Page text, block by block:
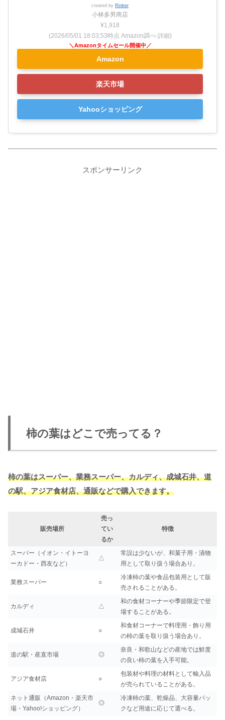
created by Rinker
小林多男商店
¥1,918
(2026/05/01 18:03:53時点 Amazon調べ-詳細)
Amazon
楽天市場
Yahooショッピング
スポンサーリンク
柿の葉はどこで売ってる？
柿の葉はスーパー、業務スーパー、カルディ、成城石井、道
の駅、アジア食材店、通販などで購入できます。
販売場所
売っ
てい
るか
特徴
スーパー（イオン・イトーヨ
ーカドー・西友など）
△
常設は少ないが、和菓子用・漬物
用として取り扱う場合あり。
業務スーパー ○
冷凍柿の葉や食品包装用として販
売されることがある。
カルディ △
和の食材コーナーや季節限定で登
場することがある。
成城石井 ○
和食材コーナーで料理用・飾り用
の柿の葉を取り扱う場合あり。
道の駅・産直市場 ◎
奈良・和歌山などの産地では鮮度
の良い柿の葉を入手可能。
アジア食材店 ○
包装材や料理の材料として輸入品
が売られていることがある。
ネット通販（Amazon・楽天市
場・Yahoo!ショッピング）
◎
冷凍柿の葉、乾燥品、大容量パッ
クなど用途に応じて選べる。